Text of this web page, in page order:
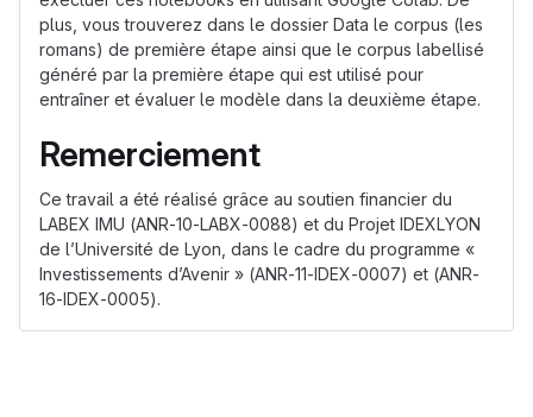
plus, vous trouverez dans le dossier Data le corpus (les
romans) de première étape ainsi que le corpus labellisé
généré par la première étape qui est utilisé pour
entraîner et évaluer le modèle dans la deuxième étape.
Remerciement
Ce travail a été réalisé grâce au soutien financier du
LABEX IMU (ANR-10-LABX-0088) et du Projet IDEXLYON
de l’Université de Lyon, dans le cadre du programme «
Investissements d’Avenir » (ANR-11-IDEX-0007) et (ANR-
16-IDEX-0005).